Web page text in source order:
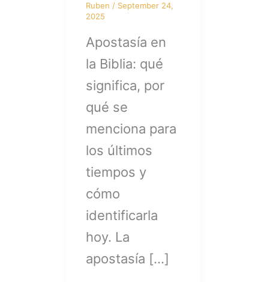
Ruben / September 24,
2025
Apostasía en
la Biblia: qué
significa, por
qué se
menciona para
los últimos
tiempos y
cómo
identificarla
hoy. La
apostasía […]